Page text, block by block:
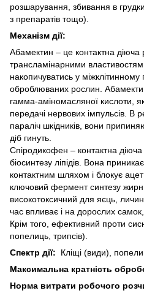
розшарування, збивання в
з препаратів тощо).
Механiзм дії:
Абамектин – це контактна діюча
трансламінарними
накопичуватись у міжклітинному
оброблюваних рослин.
гамма-аміномасляної кислоти,
передачі нервових імпульсів. В
параліч шкідників, вони
діб гинуть.
Спіродикофен – контактна діюча
біосинтезу ліпідів. Вона
контактним шляхом і блокує
ключовий фермент синтезу
високотоксичний для яєць,
час впливає і на дорослих
Крім того, ефективний проти
попелиць, трипсів).
Спектр дії: Кліщі (види),
Максимальна кратність
Норма витрати робочого